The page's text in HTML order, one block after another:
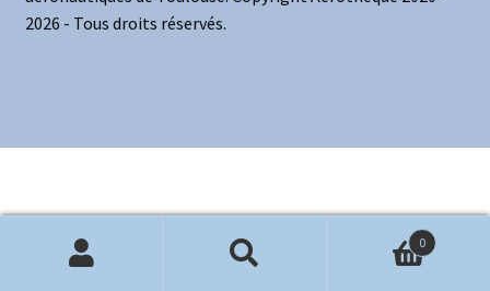
2026 - Tous droits réservés.
Recherche
Recherche
0